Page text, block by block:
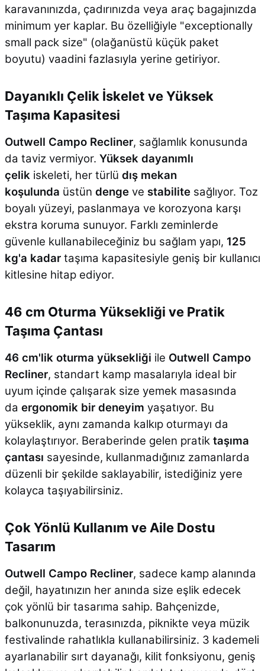
karavanınızda, çadırınızda veya araç bagajınızda
minimum yer kaplar. Bu özelliğiyle "exceptionally
small pack size" (olağanüstü küçük paket
boyutu) vaadini fazlasıyla yerine getiriyor.
Dayanıklı Çelik İskelet ve Yüksek
Taşıma Kapasitesi
Outwell Campo Recliner, sağlamlık konusunda
da taviz vermiyor. Yüksek dayanımlı
çelikiskeleti, her türlü dış mekan
koşulunda üstün dengeve stabilitesağlıyor. Toz
boyalı yüzeyi, paslanmaya ve korozyona karşı
ekstra koruma sunuyor. Farklı zeminlerde
güvenle kullanabileceğiniz bu sağlam yapı, 125
kg'a kadartaşıma kapasitesiyle geniş bir kullanıcı
kitlesine hitap ediyor.
46 cm Oturma Yüksekliği ve Pratik
Taşıma Çantası
46 cm'lik oturma yüksekliği ile Outwell Campo
Recliner, standart kamp masalarıyla ideal bir
uyum içinde çalışarak size yemek masasında
da ergonomik bir deneyim yaşatıyor. Bu
yükseklik, aynı zamanda kalkıp oturmayı da
kolaylaştırıyor. Beraberinde gelen pratik taşıma
çantası sayesinde, kullanmadığınız zamanlarda
düzenli bir şekilde saklayabilir, istediğiniz yere
kolayca taşıyabilirsiniz.
Çok Yönlü Kullanım ve Aile Dostu
Tasarım
Outwell Campo Recliner, sadece kamp alanında
değil, hayatınızın her anında size eşlik edecek
çok yönlü bir tasarıma sahip. Bahçenizde,
balkonunuzda, terasınızda, piknikte veya müzik
festivalinde rahatlıkla kullanabilirsiniz. 3 kademeli
ayarlanabilir sırt dayanağı, kilit fonksiyonu, geniş